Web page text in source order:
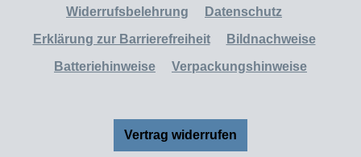
Widerrufsbelehrung
Datenschutz
Erklärung zur Barrierefreiheit
Bildnachweise
Batteriehinweise
Verpackungshinweise
Vertrag widerrufen